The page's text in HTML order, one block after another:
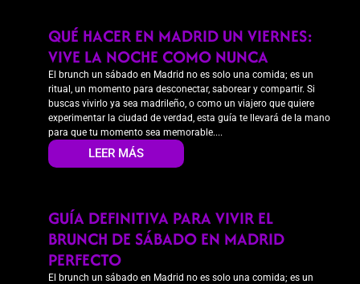
QUÉ HACER EN MADRID UN VIERNES:
VIVE LA NOCHE COMO NUNCA
El brunch un sábado en Madrid no es solo una comida; es un
ritual, un momento para desconectar, saborear y compartir. Si
buscas vivirlo ya sea madrileño, o como un viajero que quiere
experimentar la ciudad de verdad, esta guía te llevará de la mano
para que tu momento sea memorable....
LEER MÁS
GUÍA DEFINITIVA PARA VIVIR EL
BRUNCH DE SÁBADO EN MADRID
PERFECTO
El brunch un sábado en Madrid no es solo una comida; es un